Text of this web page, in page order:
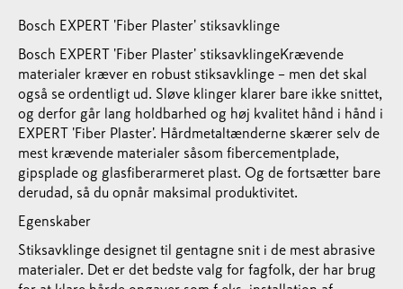
Bosch EXPERT 'Fiber Plaster' stiksavklinge
Bosch EXPERT 'Fiber Plaster' stiksavklingeKrævende
materialer kræver en robust stiksavklinge – men det skal
også se ordentligt ud. Sløve klinger klarer bare ikke snittet,
og derfor går lang holdbarhed og høj kvalitet hånd i hånd i
EXPERT 'Fiber Plaster'. Hårdmetaltænderne skærer selv de
mest krævende materialer såsom fibercementplade,
gipsplade og glasfiberarmeret plast. Og de fortsætter bare
derudad, så du opnår maksimal produktivitet.
Egenskaber
Stiksavklinge designet til gentagne snit i de mest abrasive
materialer. Det er det bedste valg for fagfolk, der har brug